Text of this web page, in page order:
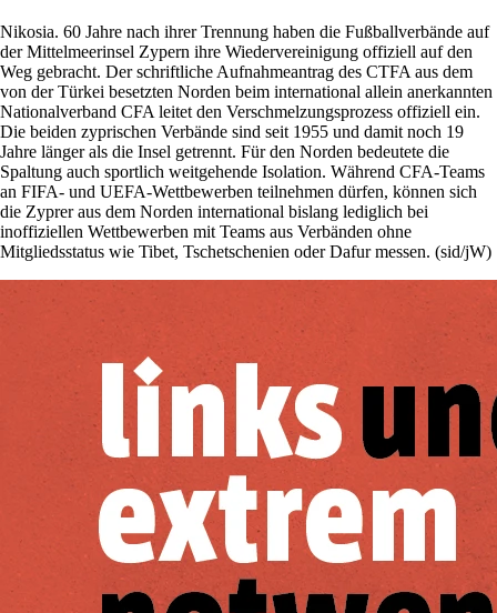
Nikosia. 60 Jahre nach ihrer Trennung haben die Fußballverbände auf
der Mittelmeerinsel Zypern ihre Wiedervereinigung offiziell auf den
Weg gebracht. Der schriftliche Aufnahmeantrag des CTFA aus dem
von der Türkei besetzten Norden beim international allein anerkannten
Nationalverband CFA leitet den Verschmelzungsprozess offiziell ein.
Die beiden zyprischen Verbände sind seit 1955 und damit noch 19
Jahre länger als die Insel getrennt. Für den Norden bedeutete die
Spaltung auch sportlich weitgehende Isolation. Während CFA-Teams
an FIFA- und UEFA-Wettbewerben teilnehmen dürfen, können sich
die Zyprer aus dem Norden international bislang lediglich bei
inoffiziellen Wettbewerben mit Teams aus Verbänden ohne
Mitgliedsstatus wie Tibet, Tschetschenien oder Dafur messen. (sid/jW)